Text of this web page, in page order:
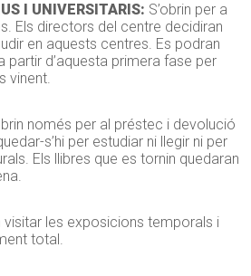
I UNIVERSITARIS: S’obrin per a
Els directors del centre decidiran
en aquests centres. Es podran
partir d’aquesta primera fase per
vinent.
només per al préstec i devolució
s’hi per estudiar ni llegir ni per
Els llibres que es tornin quedaran
visitar les exposicions temporals i
total.